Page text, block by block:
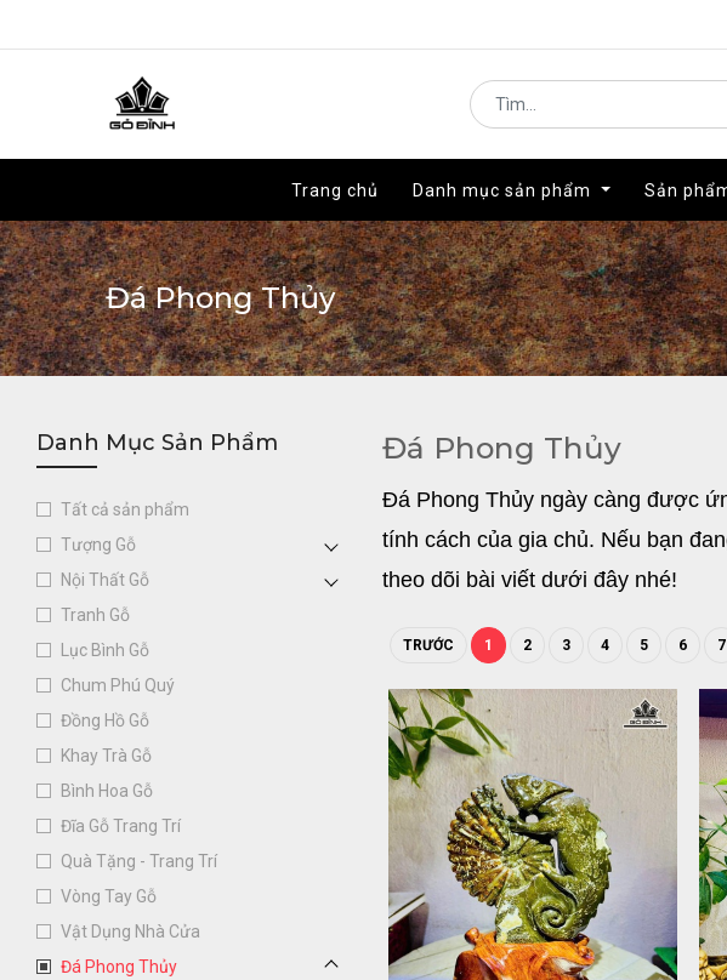
Trang chủ Danh mục sản phẩm Sản
Trang chủ Danh mục sản phẩm Sản
Đá Phong Thủy
Danh Mục Sản Phẩm
Tất cả sản phẩm
Tượng Gỗ
Nội Thất Gỗ
Tranh Gỗ
Lục Bình Gỗ
Chum Phú Quý
Đồng Hồ Gỗ
Khay Trà Gỗ
Bình Hoa Gỗ
Đĩa Gỗ Trang Trí
Quà Tặng - Trang Trí
Vòng Tay Gỗ
Vật Dụng Nhà Cửa
Đá Phong Thủy
Đá Phong Thủy
Đá Phong Thủy ngày càng được
tính cách của gia chủ. Nếu bạn
theo dõi bài viết dưới đây nhé!
1. Đá Phong Thủy là gì?
mang đậm tính tượng trưng và
nhấn đặc biệt cho không gian, Đá
đáo, sáng tạo và nghệ thuật.
Thủy đều mang những nét cá
TRƯỚC 1 2 3 4 5 6 7